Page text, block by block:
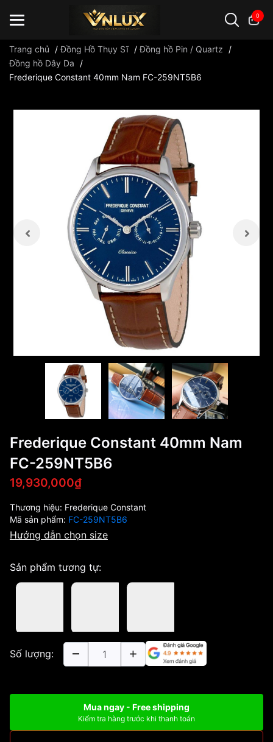
0
Đồng hồ casio đồng hồ G-Shock đồng hồ Orient ...
Trang chủ /Đồng Hồ Thụy Sĩ /Đồng hồ Pin / Quartz
/
Đồng hồ Dây Da
/
Frederique Constant 40mm Nam FC-259NT5B6
Frederique Constant 40mm Nam
FC-259NT5B6
19,930,000₫
Thương hiệu: Frederique Constant
Mã sản phẩm: FC-259NT5B6
Hướng dẫn chọn size
Sản phẩm tương tự:
Số lượng:
Mua ngay - Free shipping
Kiểm tra hàng trước khi thanh toán